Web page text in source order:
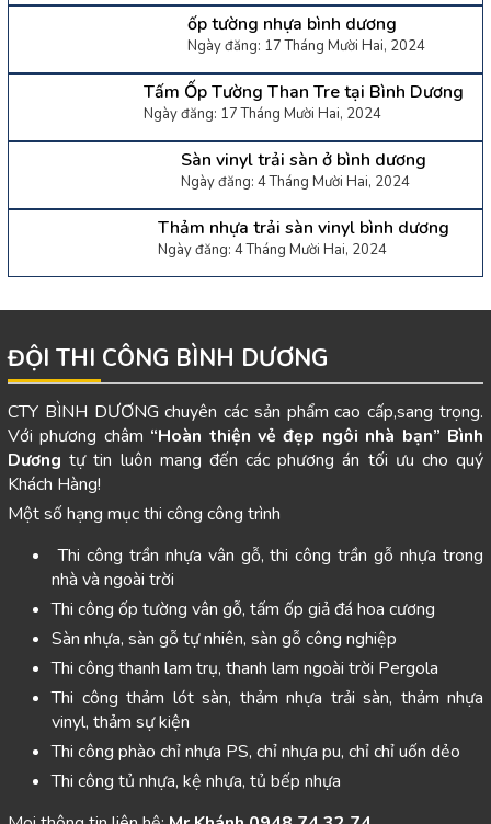
ốp tường nhựa bình dương
Ngày đăng: 17 Tháng Mười Hai, 2024
Tấm Ốp Tường Than Tre tại Bình Dương
Ngày đăng: 17 Tháng Mười Hai, 2024
Sàn vinyl trải sàn ở bình dương
Ngày đăng: 4 Tháng Mười Hai, 2024
Thảm nhựa trải sàn vinyl bình dương
Ngày đăng: 4 Tháng Mười Hai, 2024
ĐỘI THI CÔNG BÌNH DƯƠNG
CTY BÌNH DƯƠNG chuyên các sản phẩm cao cấp,sang trọng.
Với phương châm “Hoàn thiện vẻ đẹp ngôi nhà bạn” Bình
Dươngtự tin luôn mang đến các phương án tối ưu cho quý
Khách Hàng!
Một số hạng mục thi công công trình
Thi công trần nhựa vân gỗ, thi công trần gỗ nhựa trong
nhà và ngoài trời
Thi công ốp tường vân gỗ, tấm ốp giả đá hoa cương
Sàn nhựa, sàn gỗ tự nhiên, sàn gỗ công nghiệp
Thi công thanh lam trụ, thanh lam ngoài trời Pergola
Thi công thảm lót sàn, thảm nhựa trải sàn, thảm nhựa
vinyl, thảm sự kiện
Thi công phào chỉ nhựa PS, chỉ nhựa pu, chỉ chỉ uốn dẻo
Thi công tủ nhựa, kệ nhựa, tủ bếp nhựa